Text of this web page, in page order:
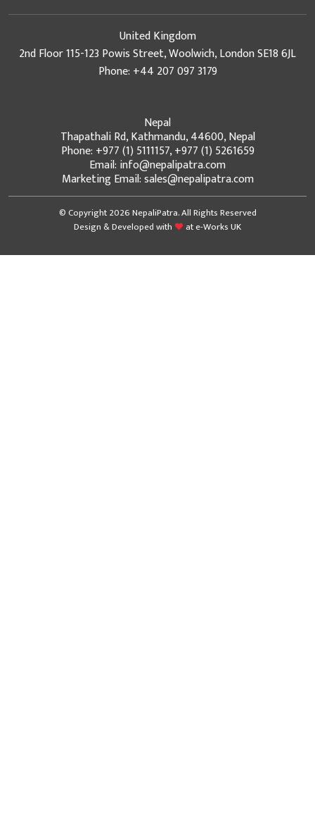
United Kingdom
2nd Floor 115-123 Powis Street, Woolwich, London SE18 6JL
Phone: +44 207 097 3179
Nepal
Thapathali Rd, Kathmandu, 44600, Nepal
Phone: +977 (1) 5111157, +977 (1) 5261659
Email: info@nepalipatra.com
Marketing Email: sales@nepalipatra.com
© Copyright 2026 NepaliPatra. All Rights Reserved
Design & Developed with
ate-Works UK